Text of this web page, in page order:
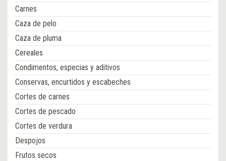
Carnes
Caza de pelo
Caza de pluma
Cereales
Condimentos, especias y aditivos
Conservas, encurtidos y escabeches
Cortes de carnes
Cortes de pescado
Cortes de verdura
Despojos
Frutos secos